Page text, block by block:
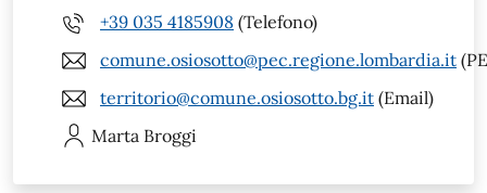
+39 035 4185908 (Telefono)
comune.osiosotto@pec.regione.lombardia.it
territorio@comune.osiosotto.bg.it (Email)
Marta Broggi